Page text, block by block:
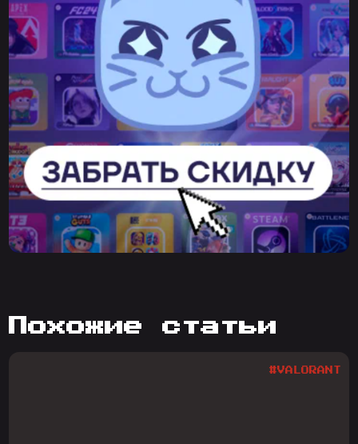
похожие статьи
#VALORANT